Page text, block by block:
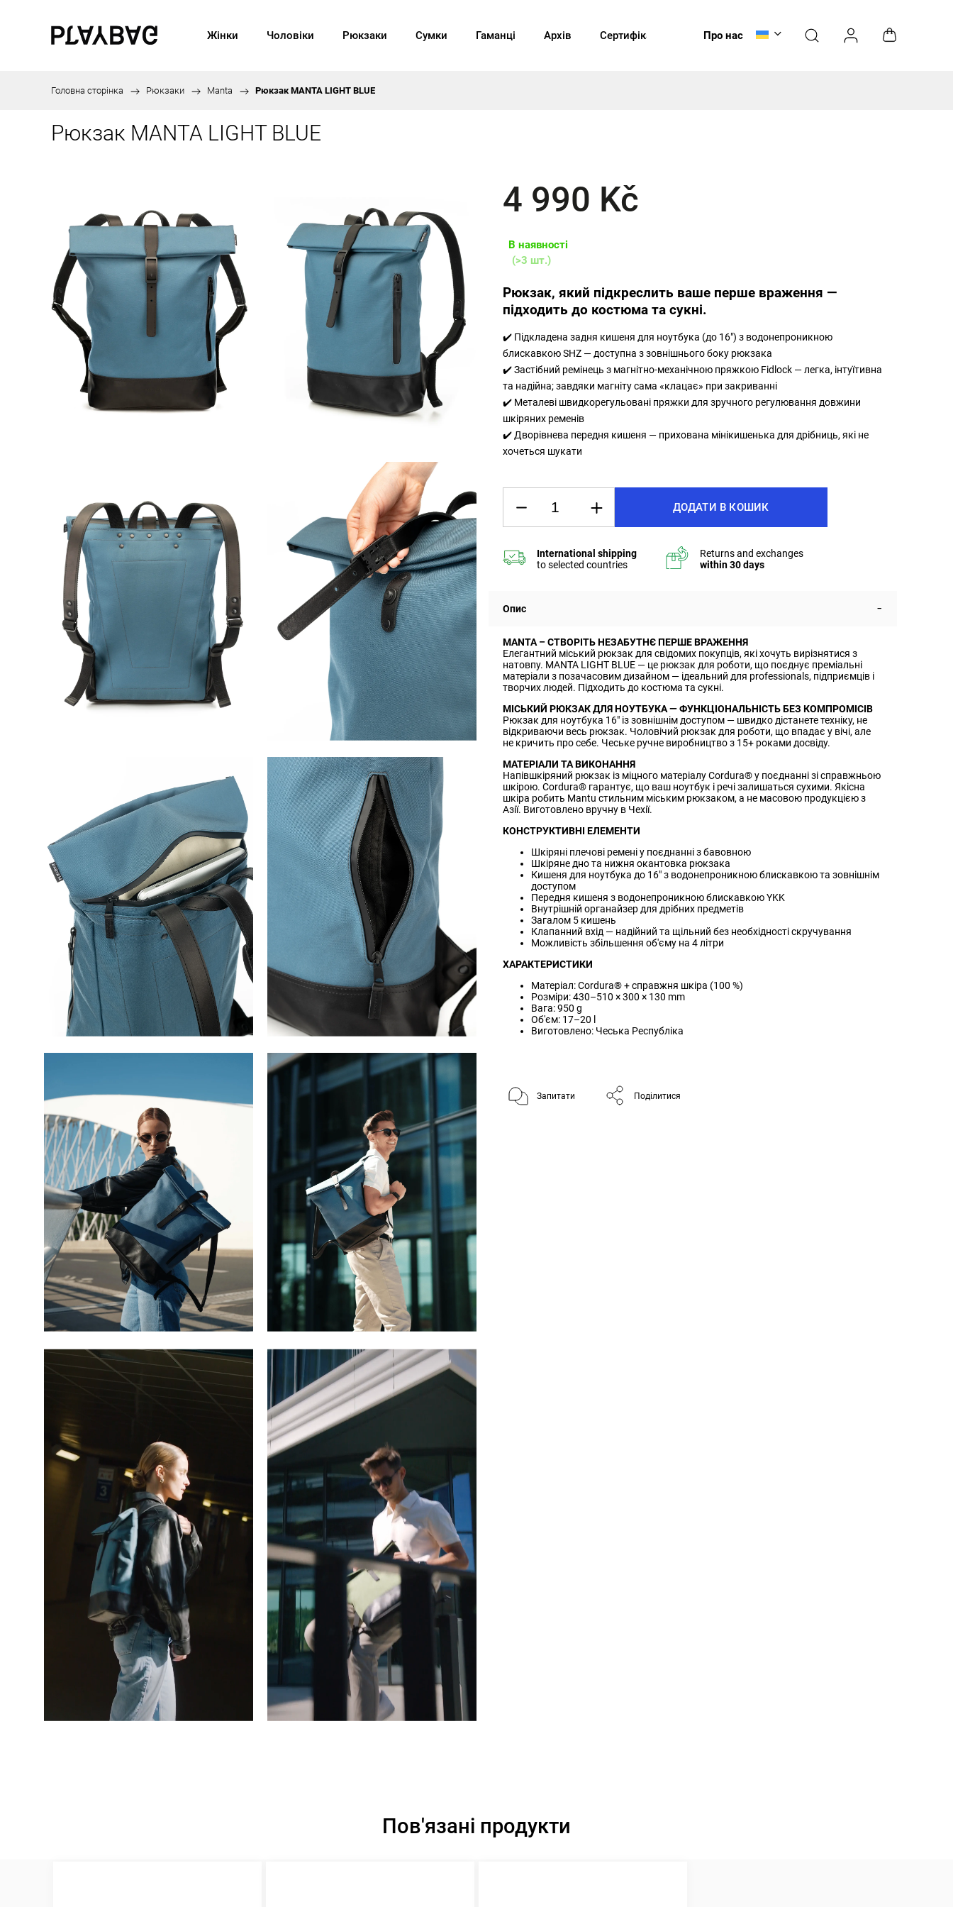
Про нас
Жінки Чоловіки Рюкзаки Сумки Гаманці Архів Сертифікати Догляд НОВИНКИ
Головна сторінка / Рюкзаки / Manta / Рюкзак MANTA LIGHT BLUE
Рюкзак MANTA LIGHT BLUE
4 990 Kč
В наявності
(>3 шт.)
Рюкзак, який підкреслить ваше перше враження —
підходить до костюма та сукні.
✔️ Підкладена задня кишеня для ноутбука (до 16") з водонепроникною
блискавкою SHZ — доступна з зовнішнього боку рюкзака
✔️ Застібний ремінець з магнітно-механічною пряжкою Fidlock — легка, інтуїтивна
та надійна; завдяки магніту сама «клацає» при закриванні
✔️ Металеві швидкорегульовані пряжки для зручного регулювання довжини
шкіряних ременів
✔️ Дворівнева передня кишеня — прихована мінікишенька для дрібниць, які не
хочеться шукати
ДОДАТИ В КОШИК
Опис
MANTA – СТВОРІТЬ НЕЗАБУТНЄ ПЕРШЕ ВРАЖЕННЯ
Елегантний міський рюкзак для свідомих покупців, які хочуть вирізнятися з
натовпу. MANTA LIGHT BLUE — це рюкзак для роботи, що поєднує преміальні
матеріали з позачасовим дизайном — ідеальний для professionals, підприємців і
творчих людей. Підходить до костюма та сукні.
МІСЬКИЙ РЮКЗАК ДЛЯ НОУТБУКА — ФУНКЦІОНАЛЬНІСТЬ БЕЗ КОМПРОМІСІВ
Рюкзак для ноутбука 16" із зовнішнім доступом — швидко дістанете техніку, не
відкриваючи весь рюкзак. Чоловічий рюкзак для роботи, що впадає у вічі, але
не кричить про себе. Чеське ручне виробництво з 15+ роками досвіду.
МАТЕРІАЛИ ТА ВИКОНАННЯ
Напівшкіряний рюкзак із міцного матеріалу Cordura® у поєднанні зі справжньою
шкірою. Cordura® гарантує, що ваш ноутбук і речі залишаться сухими. Якісна
шкіра робить Mantu стильним міським рюкзаком, а не масовою продукцією з
Азії. Виготовлено вручну в Чехії.
КОНСТРУКТИВНІ ЕЛЕМЕНТИ
Шкіряні плечові ремені у поєднанні з бавовною
Шкіряне дно та нижня окантовка рюкзака
Кишеня для ноутбука до 16" з водонепроникною блискавкою та зовнішнім
доступом
Передня кишеня з водонепроникною блискавкою YKK
Внутрішній органайзер для дрібних предметів
Загалом 5 кишень
Клапанний вхід — надійний та щільний без необхідності скручування
Можливість збільшення об'єму на 4 літри
ХАРАКТЕРИСТИКИ
Матеріал: Cordura® + справжня шкіра (100 %)
Розміри: 430–510 × 300 × 130 mm
Вага: 950 g
Об'єм: 17–20 l
Виготовлено: Чеська Республіка
Запитати Поділитися
Пов'язані продукти